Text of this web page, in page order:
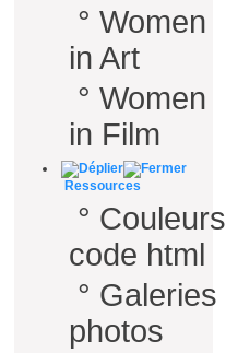
° Women
in Art
° Women
in Film
Ressources
° Couleurs
code html
° Galeries
photos